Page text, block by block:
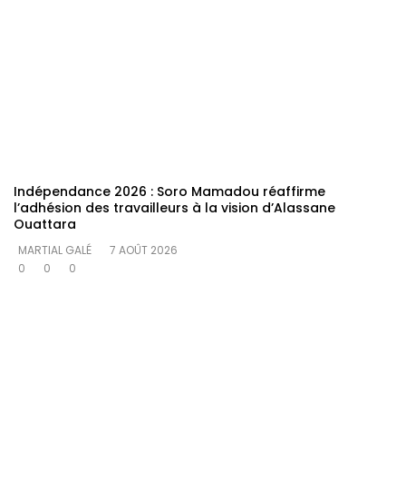
Indépendance 2026 : Soro Mamadou réaffirme
l’adhésion des travailleurs à la vision d’Alassane
Ouattara
MARTIAL GALÉ
7 AOÛT 2026
0
0 0